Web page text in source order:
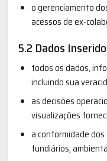
o gerenciamento
acessos de ex-
5.2 Dados
todos os dados,
incluindo sua
as decisões
visualizações
a conformidade
fundiários,